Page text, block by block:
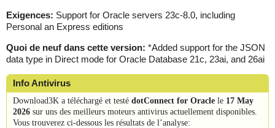
Exigences: Support for Oracle servers 23c-8.0, including
Personal an Express editions
Quoi de neuf dans cette version: *Added support for the JSON
data type in Direct mode for Oracle Database 21c, 23ai, and 26ai
Info Antivirus
Download3K a téléchargé et testé dotConnect for Oracle le 17 May
2026 sur uns des meilleurs moteurs antivirus actuellement disponibles.
Vous trouverez ci-dessous les résultats de l’analyse: